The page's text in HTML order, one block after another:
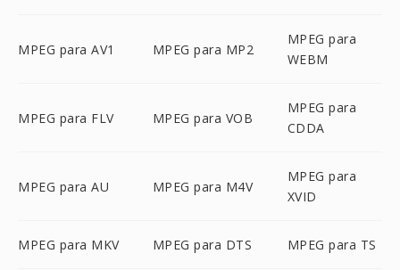
MPEG para AV1 MPEG para MP2
MPEG para
WEBM
MPEG para FLV MPEG para VOB
MPEG para
CDDA
MPEG para AU MPEG para M4V
MPEG para
XVID
MPEG para MKV MPEG para DTS MPEG para TS